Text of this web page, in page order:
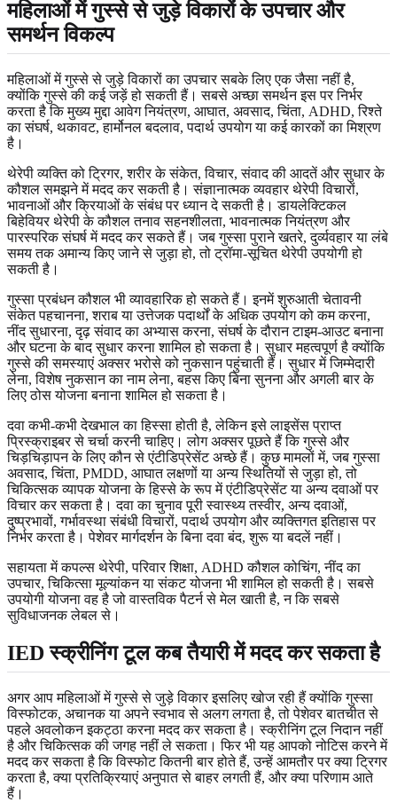
महिलाओं में गुस्से से जुड़े विकारों के उपचार और
समर्थन विकल्प
महिलाओं में गुस्से से जुड़े विकारों का उपचार सबके लिए एक जैसा नहीं है,
क्योंकि गुस्से की कई जड़ें हो सकती हैं। सबसे अच्छा समर्थन इस पर निर्भर
करता है कि मुख्य मुद्दा आवेग नियंत्रण, आघात, अवसाद, चिंता, ADHD, रिश्ते
का संघर्ष, थकावट, हार्मोनल बदलाव, पदार्थ उपयोग या कई कारकों का मिश्रण
है।
थेरेपी व्यक्ति को ट्रिगर, शरीर के संकेत, विचार, संवाद की आदतें और सुधार के
कौशल समझने में मदद कर सकती है। संज्ञानात्मक व्यवहार थेरेपी विचारों,
भावनाओं और क्रियाओं के संबंध पर ध्यान दे सकती है। डायलेक्टिकल
बिहेवियर थेरेपी के कौशल तनाव सहनशीलता, भावनात्मक नियंत्रण और
पारस्परिक संघर्ष में मदद कर सकते हैं। जब गुस्सा पुराने खतरे, दुर्व्यवहार या लंबे
समय तक अमान्य किए जाने से जुड़ा हो, तो ट्रॉमा-सूचित थेरेपी उपयोगी हो
सकती है।
गुस्सा प्रबंधन कौशल भी व्यावहारिक हो सकते हैं। इनमें शुरुआती चेतावनी
संकेत पहचानना, शराब या उत्तेजक पदार्थों के अधिक उपयोग को कम करना,
नींद सुधारना, दृढ़ संवाद का अभ्यास करना, संघर्ष के दौरान टाइम-आउट बनाना
और घटना के बाद सुधार करना शामिल हो सकता है। सुधार महत्वपूर्ण है क्योंकि
गुस्से की समस्याएं अक्सर भरोसे को नुकसान पहुंचाती हैं। सुधार में जिम्मेदारी
लेना, विशेष नुकसान का नाम लेना, बहस किए बिना सुनना और अगली बार के
लिए ठोस योजना बनाना शामिल हो सकता है।
दवा कभी-कभी देखभाल का हिस्सा होती है, लेकिन इसे लाइसेंस प्राप्त
प्रिस्क्राइबर से चर्चा करनी चाहिए। लोग अक्सर पूछते हैं कि गुस्से और
चिड़चिड़ापन के लिए कौन से एंटीडिप्रेसेंट अच्छे हैं। कुछ मामलों में, जब गुस्सा
अवसाद, चिंता, PMDD, आघात लक्षणों या अन्य स्थितियों से जुड़ा हो, तो
चिकित्सक व्यापक योजना के हिस्से के रूप में एंटीडिप्रेसेंट या अन्य दवाओं पर
विचार कर सकता है। दवा का चुनाव पूरी स्वास्थ्य तस्वीर, अन्य दवाओं,
दुष्प्रभावों, गर्भावस्था संबंधी विचारों, पदार्थ उपयोग और व्यक्तिगत इतिहास पर
निर्भर करता है। पेशेवर मार्गदर्शन के बिना दवा बंद, शुरू या बदलें नहीं।
सहायता में कपल्स थेरेपी, परिवार शिक्षा, ADHD कौशल कोचिंग, नींद का
उपचार, चिकित्सा मूल्यांकन या संकट योजना भी शामिल हो सकती है। सबसे
उपयोगी योजना वह है जो वास्तविक पैटर्न से मेल खाती है, न कि सबसे
सुविधाजनक लेबल से।
IED स्क्रीनिंग टूल कब तैयारी में मदद कर सकता है
अगर आप महिलाओं में गुस्से से जुड़े विकार इसलिए खोज रही हैं क्योंकि गुस्सा
विस्फोटक, अचानक या अपने स्वभाव से अलग लगता है, तो पेशेवर बातचीत से
पहले अवलोकन इकट्ठा करना मदद कर सकता है। स्क्रीनिंग टूल निदान नहीं
है और चिकित्सक की जगह नहीं ले सकता। फिर भी यह आपको नोटिस करने में
मदद कर सकता है कि विस्फोट कितनी बार होते हैं, उन्हें आमतौर पर क्या ट्रिगर
करता है, क्या प्रतिक्रियाएं अनुपात से बाहर लगती हैं, और क्या परिणाम आते
हैं।